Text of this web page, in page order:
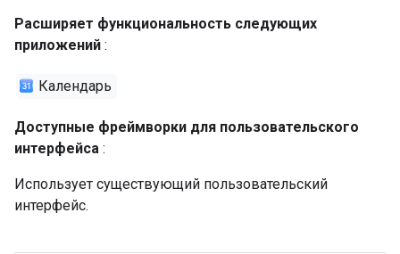
Расширяет функциональность следующих
приложений :
Календарь
Доступные фреймворки для пользовательского
интерфейса :
Использует существующий пользовательский
интерфейс.